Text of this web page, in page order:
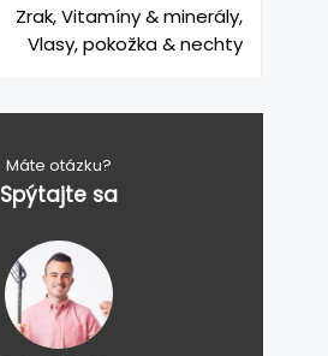
Zrak, Vitamíny & minerály,
Vlasy, pokožka & nechty
Máte otázku?
Spýtajte sa